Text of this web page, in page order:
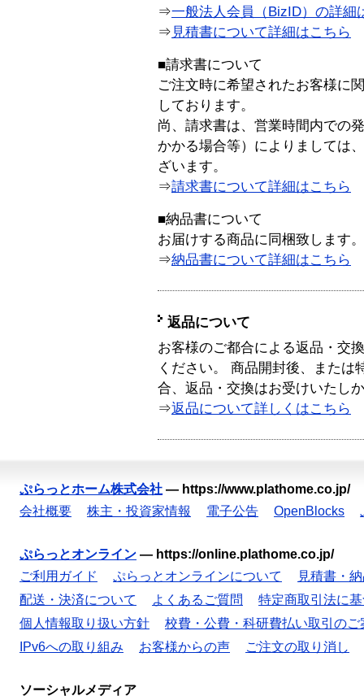
⇒一般法人会員（BizID）の詳細
⇒ 見積書について詳細はこちら
■請求書について
ご注文時に希望されたお客様に
しております。
尚、請求書は、営業時間内での
かかる場合等）によりましては
ざいます。
⇒請求書について詳細はこちら
■納品書について
お届けする商品に同梱致します。
⇒納品書について詳細はこちら
返品について
お客様のご都合による返品・交
ください。 商品開封後、または
合、返品・交換はお受けいたし
⇒返品について詳しくはこちら
ぷらっとホーム株式会社 — https://www.plathome.co.jp/
会社概要
株主・投資家情報 電子公告 OpenBlocks
ぷらっとオンライン — https://online.plathome.co.jp/
ご利用ガイド
ぷらっとオンラインについて
見積書・
配送・決済について
よくあるご質問
特定商取引法に
個人情報取り扱い方針
校費・公費・科研費払い取引のご
IPv6への取り組み
お客様からの声 ご注文の取り消し
ソーシャルメディア